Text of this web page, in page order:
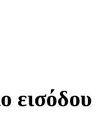
εισόδου